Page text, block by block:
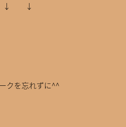
↓ ↓
クを忘れずに^^